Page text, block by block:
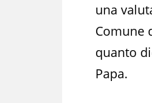
una
Comune
quanto
Papa.